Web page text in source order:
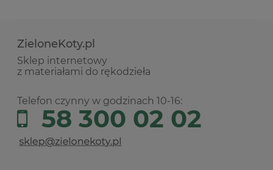
ZieloneKoty.pl
Sklep internetowy
z materiałami do rękodzieła
Telefon czynny w godzinach 10-16:
58 300 02 02